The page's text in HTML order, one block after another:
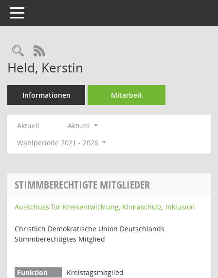
Toggle navigation
Rechercheauswahl
RSS-Feed
Held, Kerstin
Informationen Mitarbeit
Aktuell
Aktuell
Wahlperiode 2021 - 2026
STIMMBERECHTIGTE MITGLIEDER
Ausschuss für Kreisentwicklung, Klimaschutz, Inklusion
Christlich Demokratische Union Deutschlands
Stimmberechtigtes Mitglied
Kreistagsmitglied